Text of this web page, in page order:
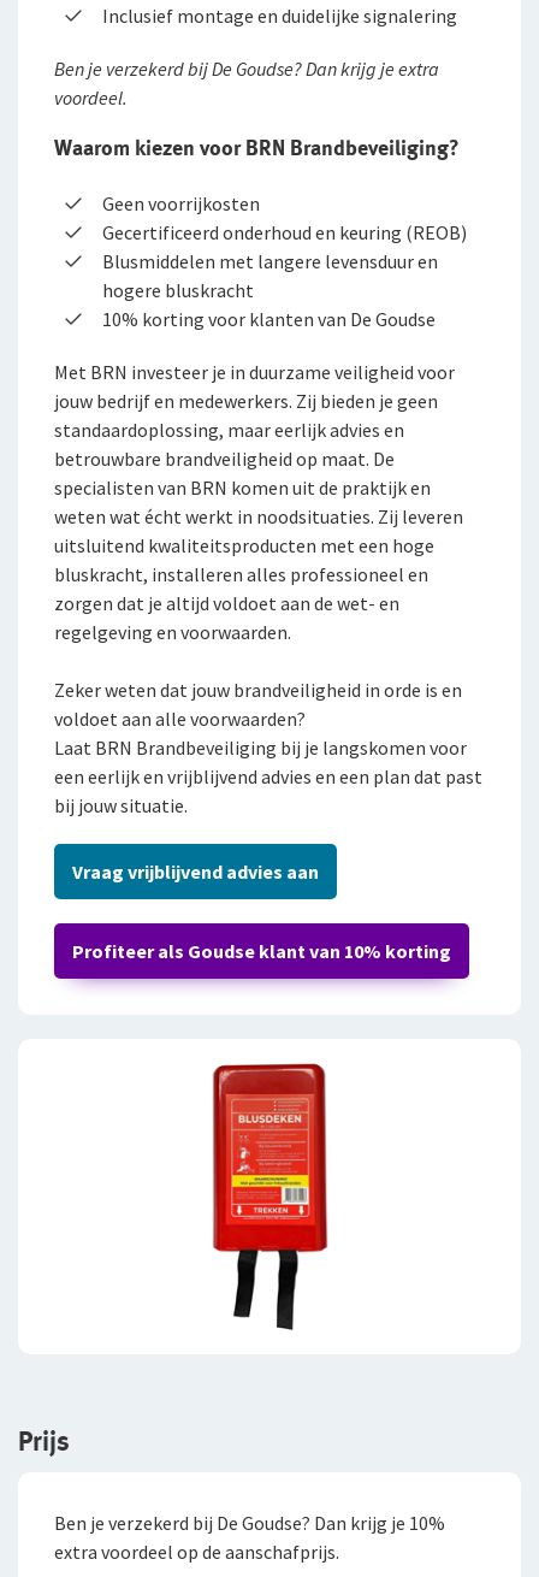
Verzuimverzekering
ZW-eigenrisicoverzekering
WIA Verzekering (WIA 0-tot-100 Plan)
Nabestaandenverzekering Collectief
Ongevallenverzekering Collectief
Voor jou als ondernemer
Arbeidsongeschiktheidsverzekering
Nabestaandenverzekering Collectief voor
zelfstandig ondernemers
Reizen
Expat Pakket Individueel
Expat Pakket Collectief
Zakenreisverzekering Individueel
Zakenreisverzekering Collectief
Voor expats
Service en contact
Contactformulier
Klachtenregeling
Over De Goudse
Over De Goudse
Onze cijfers
Ons beleid
Samenwerking met adviseurs
Werken bij De Goudse
Vacatures
Traineeship
Stages en afstuderen
Arbeidsvoorwaarden
Sollicitatieprocedure
Privacyverklaring sollicitanten
Jaarverslag
Fondsen en koersen
Inclusief montage en duidelijke signalering
Ben je verzekerd bij De Goudse? Dan krijg je extra
voordeel.
Waarom kiezen voor BRN Brandbeveiliging?
Geen voorrijkosten
Gecertificeerd onderhoud en keuring (REOB)
Blusmiddelen met langere levensduur en
hogere bluskracht
10% korting voor klanten van De Goudse
Met BRN investeer je in duurzame veiligheid voor
jouw bedrijf en medewerkers. Zij bieden je geen
standaardoplossing, maar eerlijk advies en
betrouwbare brandveiligheid op maat. De
specialisten van BRN komen uit de praktijk en
weten wat écht werkt in noodsituaties. Zij leveren
uitsluitend kwaliteitsproducten met een hoge
bluskracht, installeren alles professioneel en
zorgen dat je altijd voldoet aan de wet- en
regelgeving en voorwaarden.
Zeker weten dat jouw brandveiligheid in orde is en
voldoet aan alle voorwaarden?
Laat BRN Brandbeveiliging bij je langskomen voor
een eerlijk en vrijblijvend advies en een plan dat past
bij jouw situatie.
Vraag vrijblijvend advies aan
Profiteer als Goudse klant van 10% korting
Prijs
Ben je verzekerd bij De Goudse? Dan krijg je 10%
extra voordeel op de aanschafprijs.